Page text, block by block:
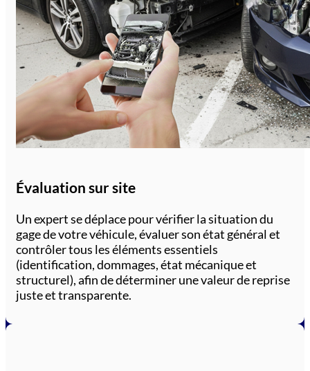
Évaluation sur site
Un expert se déplace pour vérifier la situation du
gage de votre véhicule, évaluer son état général et
contrôler tous les éléments essentiels
(identification, dommages, état mécanique et
structurel), afin de déterminer une valeur de reprise
juste et transparente.